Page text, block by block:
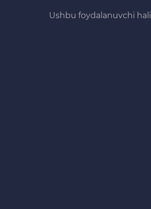
Ushbu foydalanuvchi